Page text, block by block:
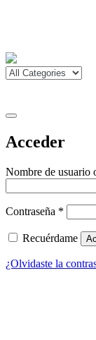
Acceder
Nombre de usuario
Contraseña *
Recuérdame
¿Olvidaste la